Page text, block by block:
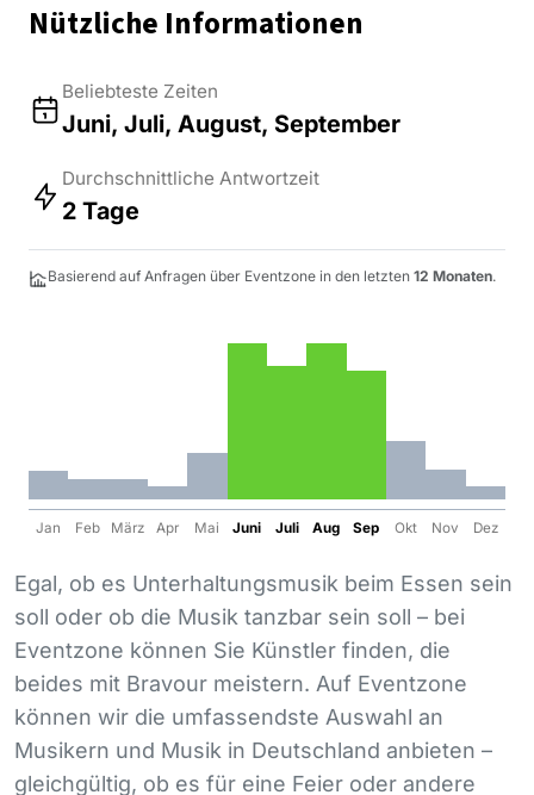
Nützliche Informationen
Beliebteste Zeiten
Juni, Juli, August, September
Durchschnittliche Antwortzeit
2 Tage
Basierend auf Anfragen über Eventzone in den letzten 12 Monaten.
Jan Feb März Apr Mai Juni Juli Aug Sep Okt Nov Dez
Egal, ob es Unterhaltungsmusik beim Essen sein
soll oder ob die Musik tanzbar sein soll – bei
Eventzone können Sie Künstler finden, die
beides mit Bravour meistern. Auf Eventzone
können wir die umfassendste Auswahl an
Musikern und Musik in Deutschland anbieten –
gleichgültig, ob es für eine Feier oder andere